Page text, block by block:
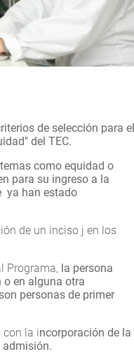
de selección para el
del TEC.
como equidad o
para su ingreso a la
ya han estado
de un inciso j en los
Programa, la persona
en alguna otra
personas de primer
con la incorporación de la
admisión.